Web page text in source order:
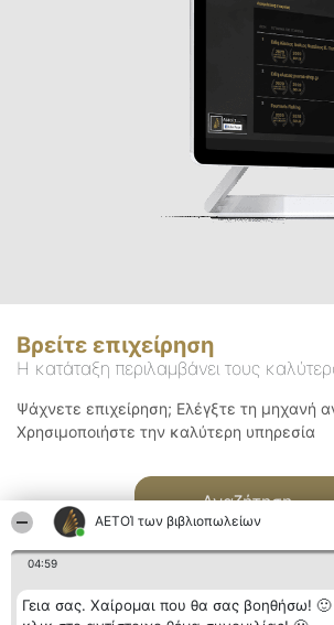
ΑΕΤΟΊ των βιβλιοπωλείων
04:59
Γεια σας. Χαίρομαι που θα σας βοηθήσω!
Βρείτε επιχείρηση
Η κατάταξη περιλαμβάνει τους
Ψάχνετε επιχείρηση; Ελέγξτε τη μηχανή
Χρησιμοποιήστε την καλύτερη υπηρεσία
Αναζήτηση